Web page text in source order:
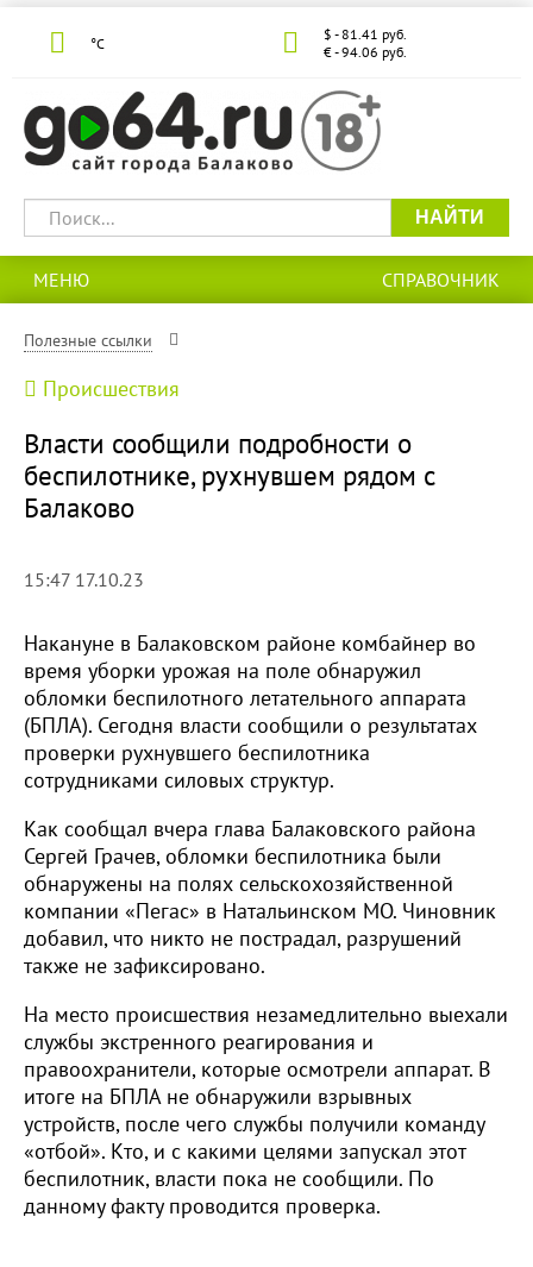
°С
$ - 81.41 руб.
€ - 94.06 руб.
НАЙТИ
МЕНЮ СПРАВОЧНИК
Полезные ссылки
Происшествия
Власти сообщили подробности о
беспилотнике, рухнувшем рядом с
Балаково
15:47 17.10.23
Накануне в Балаковском районе комбайнер во
время уборки урожая на поле обнаружил
обломки беспилотного летательного аппарата
(БПЛА). Сегодня власти сообщили о результатах
проверки рухнувшего беспилотника
сотрудниками силовых структур.
Как сообщал вчера глава Балаковского района
Сергей Грачев, обломки беспилотника были
обнаружены на полях сельскохозяйственной
компании «Пегас» в Натальинском МО. Чиновник
добавил, что никто не пострадал, разрушений
также не зафиксировано.
На место происшествия незамедлительно выехали
службы экстренного реагирования и
правоохранители, которые осмотрели аппарат. В
итоге на БПЛА не обнаружили взрывных
устройств, после чего службы получили команду
«отбой». Кто, и с какими целями запускал этот
беспилотник, власти пока не сообщили. По
данному факту проводится проверка.